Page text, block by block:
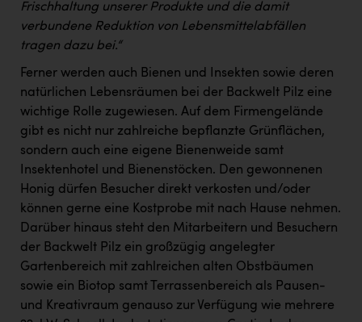
Frischhaltung unserer Produkte und die damit
verbundene Reduktion von Lebensmittelabfällen
tragen dazu bei.“
Ferner werden auch Bienen und Insekten sowie deren
natürlichen Lebensräumen bei der Backwelt Pilz eine
wichtige Rolle zugewiesen. Auf dem Firmengelände
gibt es nicht nur zahlreiche bepflanzte Grünflächen,
sondern auch eine eigene Bienenweide samt
Insektenhotel und Bienenstöcken. Den gewonnenen
Honig dürfen Besucher direkt verkosten und/oder
können gerne eine Kostprobe mit nach Hause nehmen.
Darüber hinaus steht den Mitarbeitern und Besuchern
der Backwelt Pilz ein großzügig angelegter
Gartenbereich mit zahlreichen alten Obstbäumen
sowie ein Biotop samt Terrassenbereich als Pausen-
und Kreativraum genauso zur Verfügung wie mehrere